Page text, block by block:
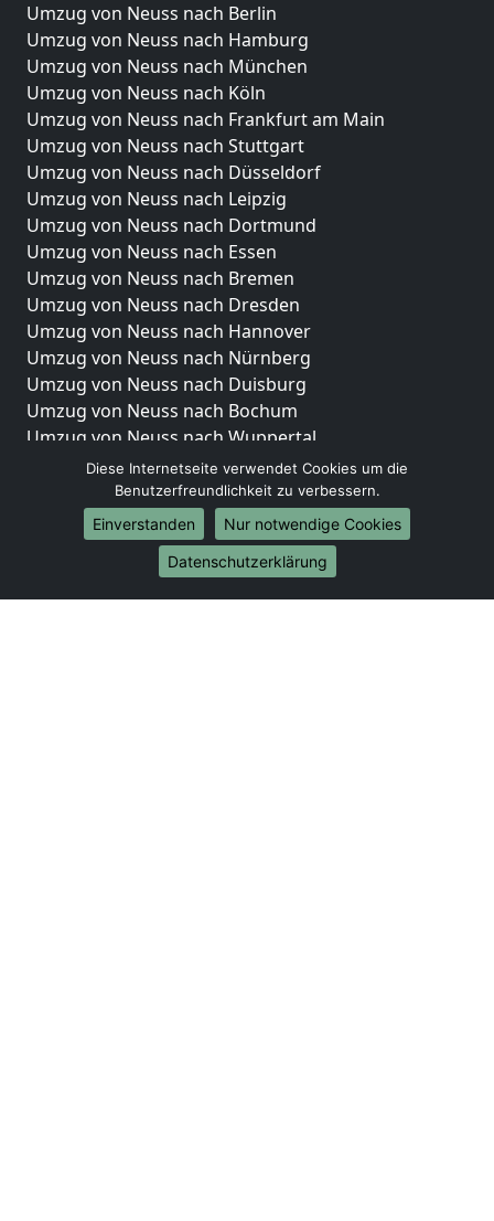
Umzug von Neuss nach Berlin
Umzug von Neuss nach Hamburg
Umzug von Neuss nach München
Umzug von Neuss nach Köln
Umzug von Neuss nach Frankfurt am Main
Umzug von Neuss nach Stuttgart
Umzug von Neuss nach Düsseldorf
Umzug von Neuss nach Leipzig
Umzug von Neuss nach Dortmund
Umzug von Neuss nach Essen
Umzug von Neuss nach Bremen
Umzug von Neuss nach Dresden
Umzug von Neuss nach Hannover
Umzug von Neuss nach Nürnberg
Umzug von Neuss nach Duisburg
Umzug von Neuss nach Bochum
Umzug von Neuss nach Wuppertal
Umzug von Neuss nach Bielefeld
Umzug von Neuss nach Bonn
Umzug von Neuss nach Münster
Internationale-Umzüge
Umzug von Neuss nach Brasilien
Diese Internetseite verwendet Cookies um die
Benutzerfreundlichkeit zu verbessern.
Einverstanden
Nur notwendige Cookies
Datenschutzerklärung